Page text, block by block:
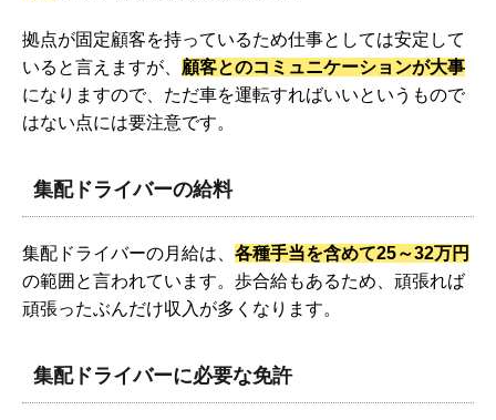
拠点が固定顧客を持っているため仕事としては安定して
いると言えますが、 顧客とのコミュニケーションが大事
になりますので、ただ車を運転すればいいというもので
はない点には要注意です。
集配ドライバーの給料
集配ドライバーの月給は、 各種手当を含めて25～32万円
の範囲と言われています。歩合給もあるため、頑張れば
頑張ったぶんだけ収入が多くなります。
集配ドライバーに必要な免許